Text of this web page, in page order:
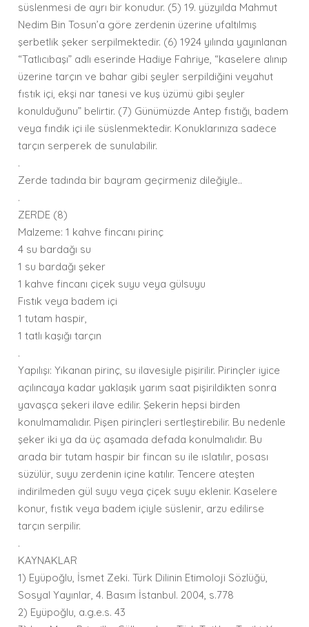
süslenmesi de ayrı bir konudur. (5) 19. yüzyılda Mahmut
Nedim Bin Tosun’a göre zerdenin üzerine ufaltılmış
şerbetlik şeker serpilmektedir. (6) 1924 yılında yayınlanan
“Tatlıcıbaşı” adlı eserinde Hadiye Fahriye, “kaselere alınıp
üzerine tarçın ve bahar gibi şeyler serpildiğini veyahut
fıstık içi, ekşi nar tanesi ve kuş üzümü gibi şeyler
konulduğunu” belirtir. (7) Günümüzde Antep fıstığı, badem
veya fındık içi ile süslenmektedir. Konuklarınıza sadece
tarçın serperek de sunulabilir.
.
Zerde tadında bir bayram geçirmeniz dileğiyle..
.
ZERDE (8)
Malzeme: 1 kahve fincanı pirinç
4 su bardağı su
1 su bardağı şeker
1 kahve fincanı çiçek suyu veya gülsuyu
Fıstık veya badem içi
1 tutam haspir,
1 tatlı kaşığı tarçın
.
Yapılışı: Yıkanan pirinç, su ilavesiyle pişirilir. Pirinçler iyice
açılıncaya kadar yaklaşık yarım saat pişirildikten sonra
yavaşça şekeri ilave edilir. Şekerin hepsi birden
konulmamalıdır. Pişen pirinçleri sertleştirebilir. Bu nedenle
şeker iki ya da üç aşamada defada konulmalıdır. Bu
arada bir tutam haspir bir fincan su ile ıslatılır, posası
süzülür, suyu zerdenin içine katılır. Tencere ateşten
indirilmeden gül suyu veya çiçek suyu eklenir. Kaselere
konur, fıstık veya badem içiyle süslenir, arzu edilirse
tarçın serpilir.
.
KAYNAKLAR
1) Eyüpoğlu, İsmet Zeki. Türk Dilinin Etimoloji Sözlüğü,
Sosyal Yayınlar, 4. Basım İstanbul. 2004, s.778
2) Eyüpoğlu, a.g.e.s. 43